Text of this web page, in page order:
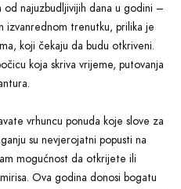
od najuzbudljivijih dana u godini –
izvanrednom trenutku, prilika je
koji čekaju da budu otkriveni.
koja skriva vrijeme, putovanja
vrhuncu ponuda koje slove za
su nevjerojatni popusti na
mogućnost da otkrijete ili
Ova godina donosi bogatu